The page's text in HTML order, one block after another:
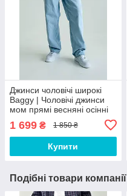
Джинси чоловічі широкі
Baggy | Чоловічі джинси
мом прямі весняні осінні
1 699 ₴ 1 850 ₴
Купити
Подібні товари компанії